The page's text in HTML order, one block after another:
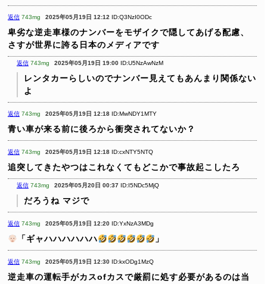
返信 743mg 2025年05月19日 12:12 ID:Q3NzI0ODc
卑劣な逆走車様のナンバーをモザイクで隠してあげる配慮、
さすが世界に誇る日本のメディアです
返信 743mg 2025年05月19日 19:00 ID:U5NzAwNzM
レンタカーらしいのでナンバー見えてもあんまり関係ない
よ
返信 743mg 2025年05月19日 12:18 ID:MwNDY1MTY
青い車が来る前に後ろから衝突されてないか？
返信 743mg 2025年05月19日 12:18 ID:cxNTY5NTQ
追突してきたやつはこれなくてもどこかで事故起こしたろ
返信 743mg 2025年05月20日 00:37 ID:I5NDc5MjQ
だろうね マジで
返信 743mg 2025年05月19日 12:20 ID:YxNzA3MDg
「ギャハハハハハハ 」
返信 743mg 2025年05月19日 12:30 ID:kxODg1MzQ
逆走車の運転手がカスofカスで厳罰に処す必要があるのは当